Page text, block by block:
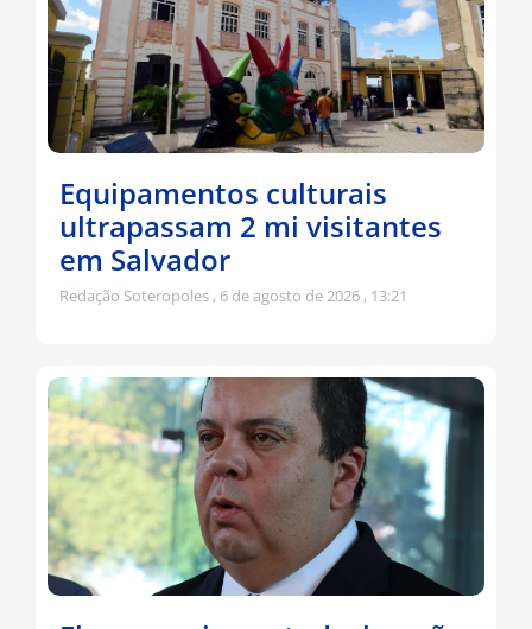
Equipamentos culturais
ultrapassam 2 mi visitantes
em Salvador
Redação Soteropoles 6 de agosto de 2026 13:21